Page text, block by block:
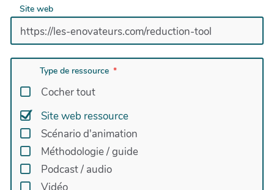
Site web
Type de ressource
Cocher tout
Site web ressource
Scénario d'animation
Méthodologie / guide
Podcast / audio
Vidéo